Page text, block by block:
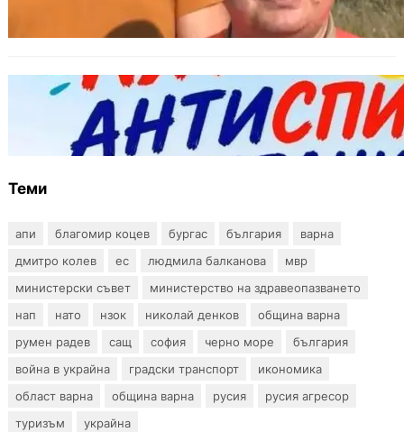
издават онлайн
БЪЛГАРИЯ
Варна предлага безплатни и анонимни
тестове за ХИВ и други инфекции през
август
Теми
апи благомир коцев бургас българия
варна
дмитро колев
ес людмила балканова
мвр
министерски съвет
министерство на здравеопазването
нап
нато нзок николай денков
община варна
румен радев
сащ софия черно море
българия
война в украйна
градски транспорт
икономика
област варна
община варна русия
русия агресор
туризъм
украйна